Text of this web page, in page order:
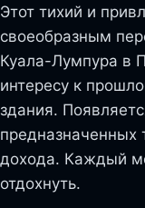
Этот тихий и
своеобразным
Куала-Лумпура в
интересу к
здания.
предназначенных
дохода. Каждый
отдохнуть.